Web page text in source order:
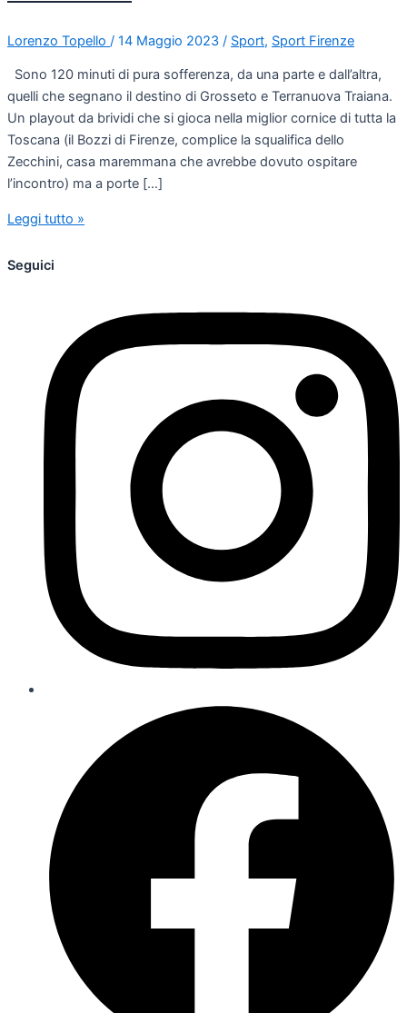
Lorenzo Topello / 14 Maggio 2023 / Sport, Sport Firenze
Sono 120 minuti di pura sofferenza, da una parte e dall’altra,
quelli che segnano il destino di Grosseto e Terranuova Traiana.
Un playout da brividi che si gioca nella miglior cornice di tutta la
Toscana (il Bozzi di Firenze, complice la squalifica dello
Zecchini, casa maremmana che avrebbe dovuto ospitare
l’incontro) ma a porte […]
Leggi tutto »
Seguici